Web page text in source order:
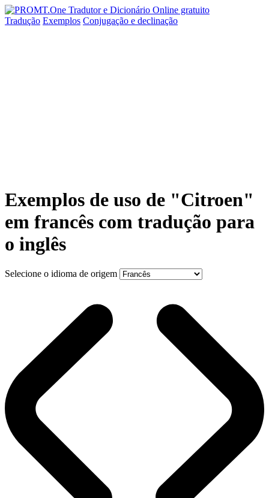
Tradução Exemplos Conjugação e declinação
Exemplos de uso de "Citroen"
em francês com tradução para
o inglês
Selecione o idioma de origem